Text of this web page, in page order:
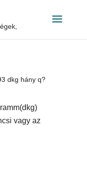
dkg hány q?
vagy az